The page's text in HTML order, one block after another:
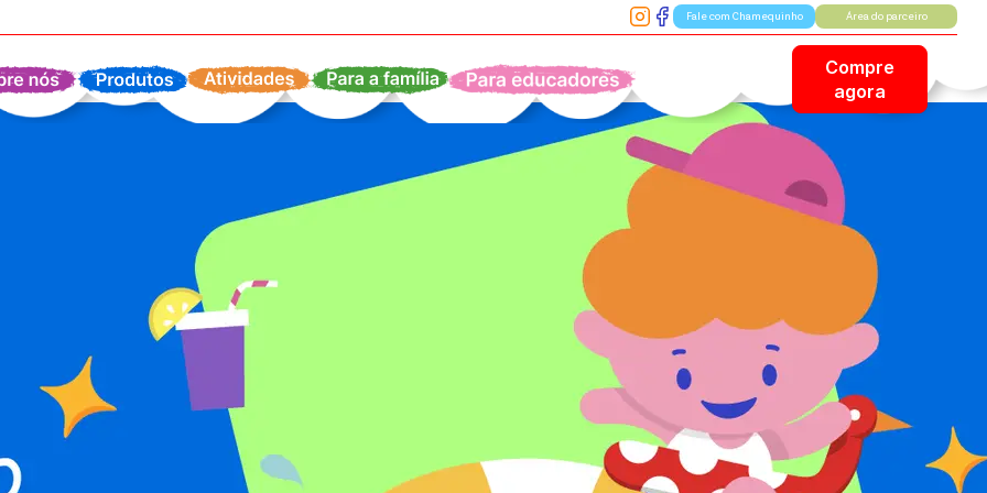
Fale com Chamequinho Área do parceiro
nós Produtos Atividades Para Família Para Educadores
Compre
agora